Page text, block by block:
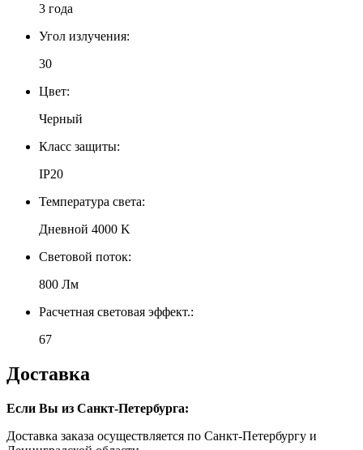
3 года
Угол излучения:
30
Цвет:
Черный
Класс защиты:
IP20
Температура света:
Дневной 4000 K
Световой поток:
800 Лм
Расчетная световая эффект.:
67
Доставка
Если Вы из Санкт-Петербурга:
Доставка заказа осуществляется по Санкт-Петербургу и